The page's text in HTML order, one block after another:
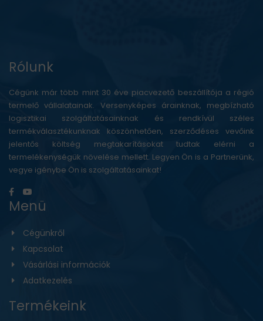
Rólunk
Cégünk már több mint 30 éve piacvezető beszállítója a régió
termelő vállalatainak. Versenyképes árainknak, megbízható
logisztikai szolgáltatásainknak és rendkívül széles
termékválasztékunknak köszönhetően, szerződéses vevőink
jelentős költség megtakarításokat tudtak elérni a
termelékenységük növelése mellett. Legyen Ön is a Partnerünk,
vegye igénybe Ön is szolgáltatásainkat!
Menü
Cégünkről
Kapcsolat
Vásárlási információk
Adatkezelés
Termékeink